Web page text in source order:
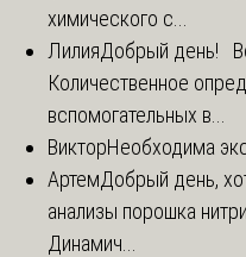
химического с...
ЛилияДобрый день!
Количественное
вспомогательных в...
ВикторНеобходима
АртемДобрый день,
анализы порошка
Динамич...